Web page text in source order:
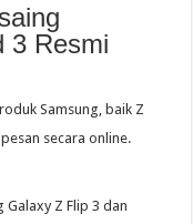
3 Resmi
Samsung, baik Z
secara online.
Z Flip 3 dan